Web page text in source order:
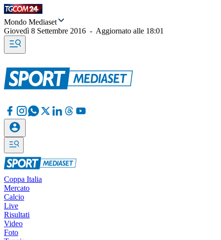
Mondo Mediaset
Giovedì 8 Settembre 2016 - Aggiornato alle 18:01
Coppa Italia
Mercato
Calcio
Live
Risultati
Video
Foto